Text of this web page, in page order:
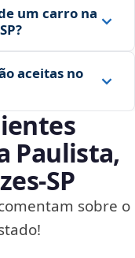
um carro na
aceitas no
Paulista,
sobre o